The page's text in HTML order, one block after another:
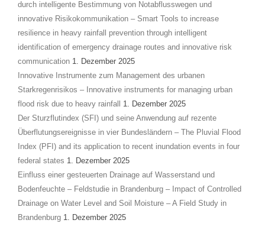
durch intelligente Bestimmung von Notabflusswegen und
innovative Risikokommunikation – Smart Tools to increase
resilience in heavy rainfall prevention through intelligent
identification of emergency drainage routes and innovative risk
communication 1. Dezember 2025
Innovative Instrumente zum Management des urbanen
Starkregenrisikos – Innovative instruments for managing urban
flood risk due to heavy rainfall
1. Dezember 2025
Der Sturzflutindex (SFI) und seine Anwendung auf rezente
Überflutungsereignisse in vier Bundesländern – The Pluvial Flood
Index (PFI) and its application to recent inundation events in four
federal states 1. Dezember 2025
Einfluss einer gesteuerten Drainage auf Wasserstand und
Bodenfeuchte – Feldstudie in Brandenburg – Impact of Controlled
Drainage on Water Level and Soil Moisture – A Field Study in
Brandenburg 1. Dezember 2025